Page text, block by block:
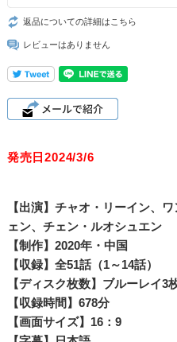
返品についての詳細はこちら
レビューはありません
発売日2024/3/6
【出演】チャオ・リーイン、
ェン、チェン・ルオシュエン
【制作】2020年・中国
【収録】全51話（1～14話）
【ディスク枚数】ブルーレイ3
【収録時間】678分
【画面サイズ】16：9